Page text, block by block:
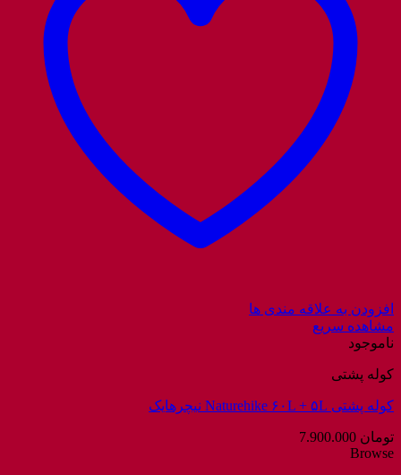
افزودن به علاقه مندی ها
مشاهده سریع
ناموجود
کوله پشتی
کوله پشتی Naturehike ۶۰L + ۵L نیچرهایک
تومان
Browse